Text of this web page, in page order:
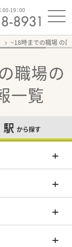
00-19：00
~18時までの職場
職場の
一覧
駅 から探す